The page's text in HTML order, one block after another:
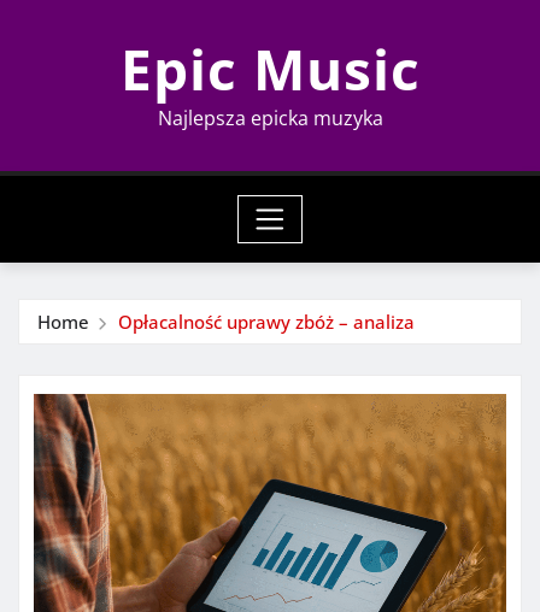
Epic Music
Najlepsza epicka muzyka
Home Opłacalność uprawy zbóż – analiza